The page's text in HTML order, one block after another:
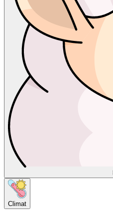
Climat